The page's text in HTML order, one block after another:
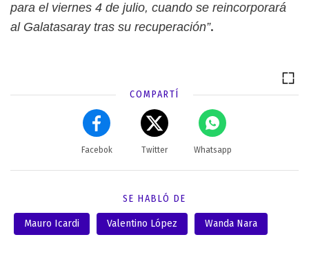
para el viernes 4 de julio, cuando se reincorporará
al Galatasaray tras su recuperación”.
COMPARTÍ
Facebok Twitter Whatsapp
SE HABLÓ DE
Mauro Icardi Valentino López Wanda Nara